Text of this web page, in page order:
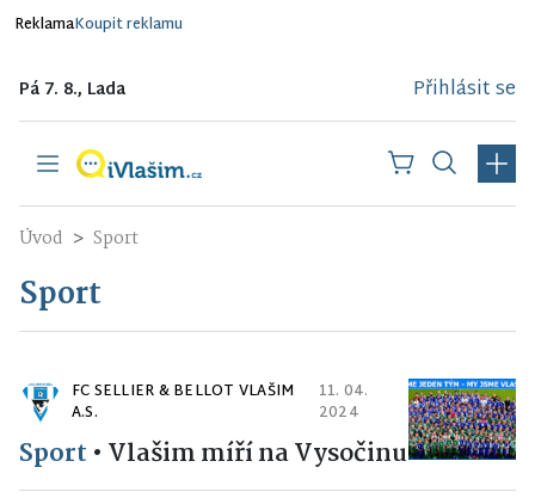
ReklamaKoupit reklamu
Pá 7. 8., Lada Přihlásit se
Úvod Sport
Sport
FC SELLIER & BELLOT VLAŠIM
A.S.
11. 04.
2024
Sport • Vlašim míří na Vysočinu